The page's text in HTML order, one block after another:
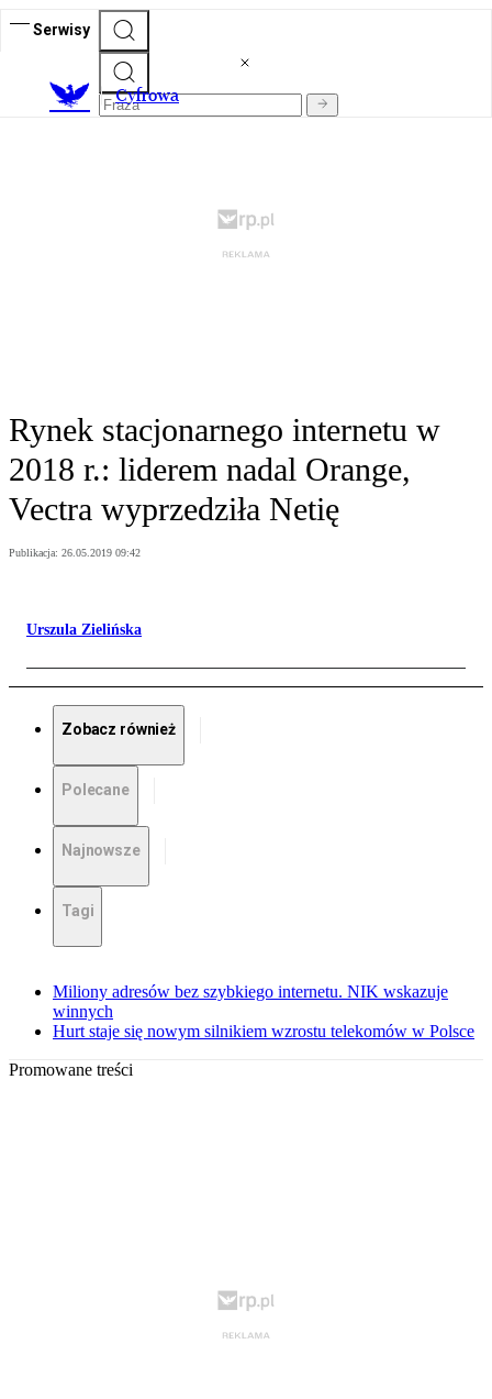
Serwisy
Cyfrowa
Rynek stacjonarnego internetu w
2018 r.: liderem nadal Orange,
Vectra wyprzedziła Netię
Publikacja: 26.05.2019 09:42
Urszula Zielińska
Zobacz również
Polecane
Najnowsze
Tagi
Miliony adresów bez szybkiego internetu. NIK wskazuje
winnych
Hurt staje się nowym silnikiem wzrostu telekomów w Polsce
Promowane treści